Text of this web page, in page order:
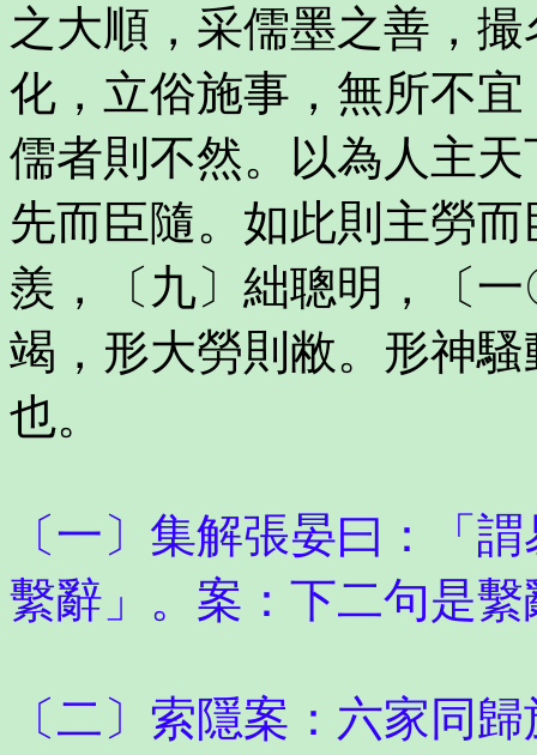
之大順，采儒墨之善，
化，立俗施事，無所不
儒者則不然。以為人主
先而臣隨。如此則主勞
羨，〔九〕絀聰明，〔
竭，形大勞則敝。形神
也。
〔一〕集解張晏曰：「
繫辭」。案：下二句是
〔二〕索隱案：六家同